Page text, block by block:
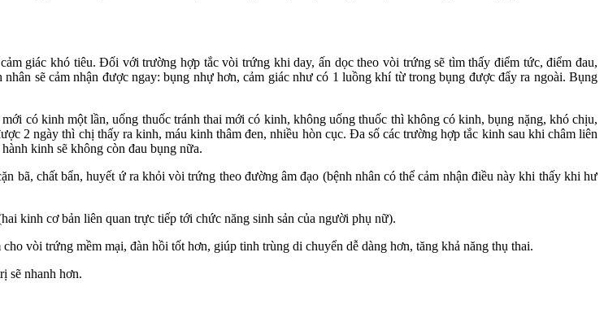
giác khó tiêu. Đối với trường hợp tắc vòi trứng khi day, ấn dọc theo vòi trứng sẽ tìm thấy điểm tức, điểm đau,
sẽ cảm nhận được ngay: bụng nhự hơn, cảm giác như có 1 luồng khí từ trong bụng được đẩy ra ngoài. Bụng
có kinh một lần, uống thuốc tránh thai mới có kinh, không uống thuốc thì không có kinh, bụng nặng, khó chịu,
2 ngày thì chị thấy ra kinh, máu kinh thâm đen, nhiều hòn cục. Đa số các trường hợp tắc kinh sau khi châm liên
kinh sẽ không còn đau bụng nữa.
bã, chất bẩn, huyết ứ ra khỏi vòi trứng theo đường âm đạo (bệnh nhân có thể cảm nhận điều này khi thấy khi hư
kinh cơ bản liên quan trực tiếp tới chức năng sinh sản của người phụ nữ).
vòi trứng mềm mại, đàn hồi tốt hơn, giúp tinh trùng di chuyển dễ dàng hơn, tăng khả năng thụ thai.
sẽ nhanh hơn.